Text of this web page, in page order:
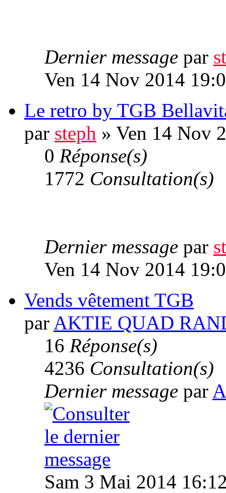
Dernier message par
Ven 14 Nov 2014
Le retro by TGB
par steph » Ven 14 Nov
0 Réponse(s)
1772 Consultation(s)
Dernier message par
Ven 14 Nov 2014
Vends vêtement TGB
par AKTIE QUAD
16 Réponse(s)
4236 Consultation(s)
Dernier message par
Sam 3 Mai 2014